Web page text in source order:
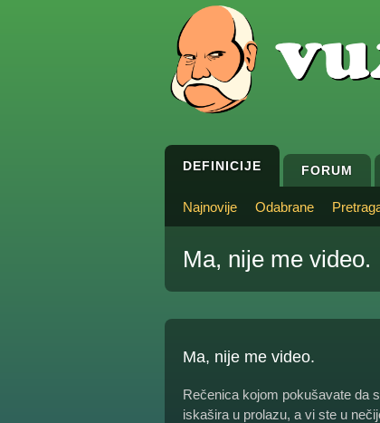
DEFINICIJE FORUM
Najnovije Odabrane
Ma, nije me video.
Ma, nije me video.
Rečenica kojom pokušavate da
iskašira u prolazu, a vi ste u